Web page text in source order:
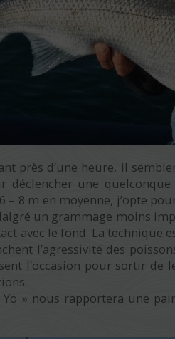
près d’une heure, il
déclencher une
– 8 m en moyenne, j’opte
un grammage moins
avec le fond. La technique
l’agressivité des
l’occasion pour sortir
» nous rapportera une